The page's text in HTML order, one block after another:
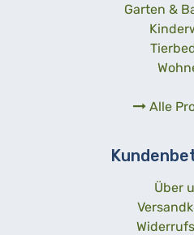
Garten &
Alle
Über